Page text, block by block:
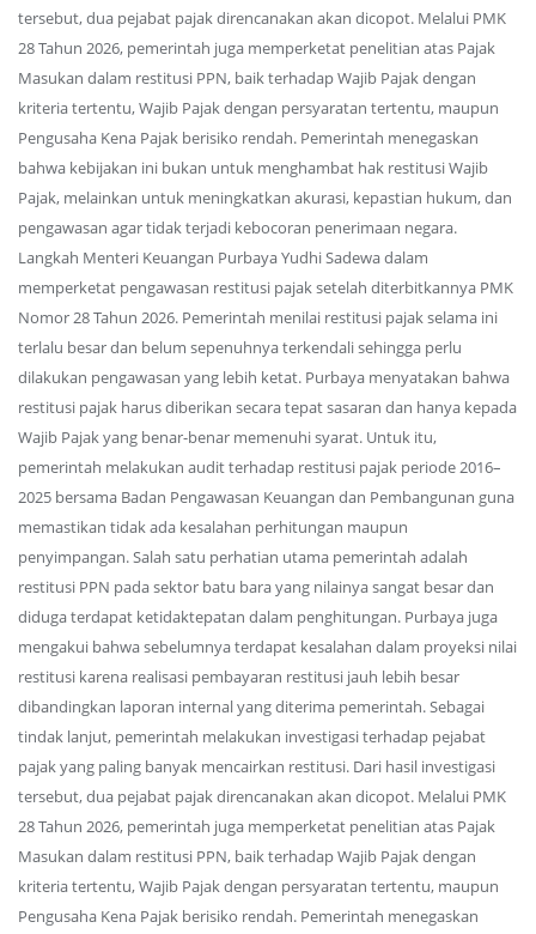
tersebut, dua pejabat pajak direncanakan akan dicopot. Melalui PMK
28 Tahun 2026, pemerintah juga memperketat penelitian atas Pajak
Masukan dalam restitusi PPN, baik terhadap Wajib Pajak dengan
kriteria tertentu, Wajib Pajak dengan persyaratan tertentu, maupun
Pengusaha Kena Pajak berisiko rendah. Pemerintah menegaskan
bahwa kebijakan ini bukan untuk menghambat hak restitusi Wajib
Pajak, melainkan untuk meningkatkan akurasi, kepastian hukum, dan
pengawasan agar tidak terjadi kebocoran penerimaan negara.
Langkah Menteri Keuangan Purbaya Yudhi Sadewa dalam
memperketat pengawasan restitusi pajak setelah diterbitkannya PMK
Nomor 28 Tahun 2026. Pemerintah menilai restitusi pajak selama ini
terlalu besar dan belum sepenuhnya terkendali sehingga perlu
dilakukan pengawasan yang lebih ketat. Purbaya menyatakan bahwa
restitusi pajak harus diberikan secara tepat sasaran dan hanya kepada
Wajib Pajak yang benar-benar memenuhi syarat. Untuk itu,
pemerintah melakukan audit terhadap restitusi pajak periode 2016–
2025 bersama Badan Pengawasan Keuangan dan Pembangunan guna
memastikan tidak ada kesalahan perhitungan maupun
penyimpangan. Salah satu perhatian utama pemerintah adalah
restitusi PPN pada sektor batu bara yang nilainya sangat besar dan
diduga terdapat ketidaktepatan dalam penghitungan. Purbaya juga
mengakui bahwa sebelumnya terdapat kesalahan dalam proyeksi nilai
restitusi karena realisasi pembayaran restitusi jauh lebih besar
dibandingkan laporan internal yang diterima pemerintah. Sebagai
tindak lanjut, pemerintah melakukan investigasi terhadap pejabat
pajak yang paling banyak mencairkan restitusi. Dari hasil investigasi
tersebut, dua pejabat pajak direncanakan akan dicopot. Melalui PMK
28 Tahun 2026, pemerintah juga memperketat penelitian atas Pajak
Masukan dalam restitusi PPN, baik terhadap Wajib Pajak dengan
kriteria tertentu, Wajib Pajak dengan persyaratan tertentu, maupun
Pengusaha Kena Pajak berisiko rendah. Pemerintah menegaskan